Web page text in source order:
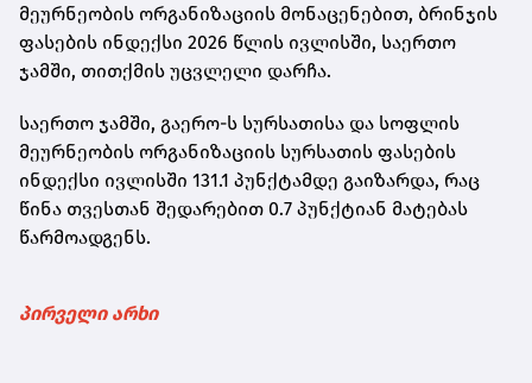
მეურნეობის ორგანიზაციის მონაცენებით, ბრინჯის
ფასების ინდექსი 2026 წლის ივლისში, საერთო
ჯამში, თითქმის უცვლელი დარჩა.
საერთო ჯამში, გაერო-ს სურსათისა და სოფლის
მეურნეობის ორგანიზაციის სურსათის ფასების
ინდექსი ივლისში 131.1 პუნქტამდე გაიზარდა, რაც
წინა თვესთან შედარებით 0.7 პუნქტიან მატებას
წარმოადგენს.
პირველი არხი